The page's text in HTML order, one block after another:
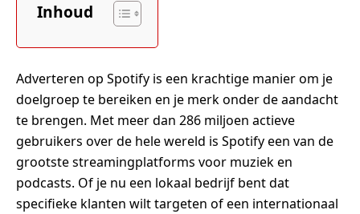
Inhoud
Adverteren op Spotify is een krachtige manier om je
doelgroep te bereiken en je merk onder de aandacht
te brengen. Met meer dan 286 miljoen actieve
gebruikers over de hele wereld is Spotify een van de
grootste streamingplatforms voor muziek en
podcasts. Of je nu een lokaal bedrijf bent dat
specifieke klanten wilt targeten of een internationaal